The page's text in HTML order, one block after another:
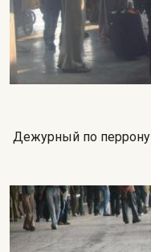
Дежурный по перрону